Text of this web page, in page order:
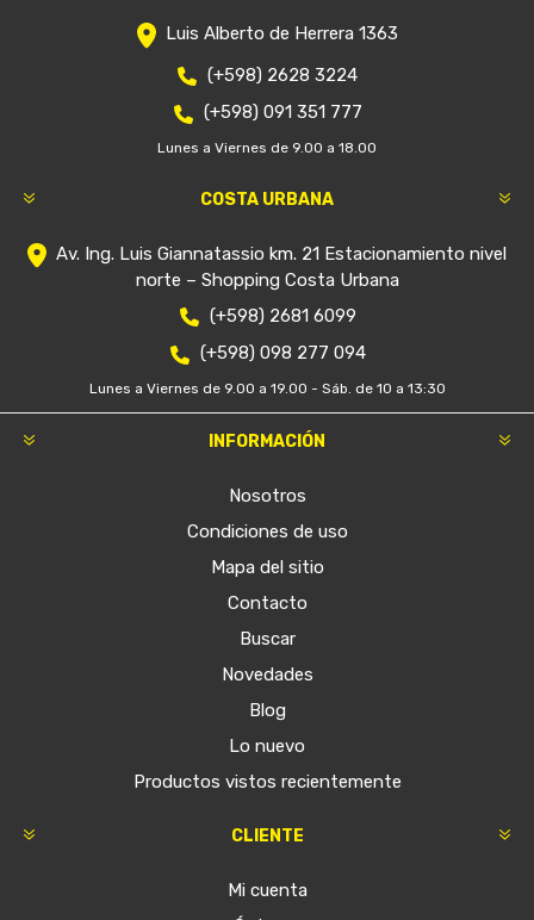
Luis Alberto de Herrera 1363
(+598) 2628 3224
(+598) 091 351 777
Lunes a Viernes de 9.00 a 18.00
COSTA URBANA
Av. Ing. Luis Giannatassio km. 21 Estacionamiento nivel
norte – Shopping Costa Urbana
(+598) 2681 6099
(+598) 098 277 094
Lunes a Viernes de 9.00 a 19.00 - Sáb. de 10 a 13:30
INFORMACIÓN
Nosotros
Condiciones de uso
Mapa del sitio
Contacto
Buscar
Novedades
Blog
Lo nuevo
Productos vistos recientemente
CLIENTE
Mi cuenta